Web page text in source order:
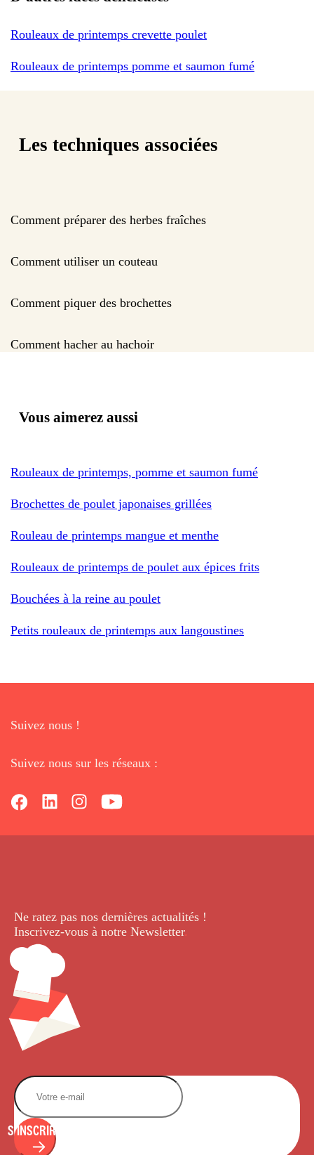
Rouleaux de printemps crevette poulet
Rouleaux de printemps pomme et saumon fumé
Les techniques associées
Comment préparer des herbes fraîches
Comment utiliser un couteau
Comment piquer des brochettes
Comment hacher au hachoir
Vous aimerez aussi
Rouleaux de printemps, pomme et saumon fumé
Brochettes de poulet japonaises grillées
Rouleau de printemps mangue et menthe
Rouleaux de printemps de poulet aux épices frits
Bouchées à la reine au poulet
Petits rouleaux de printemps aux langoustines
Suivez nous !
Suivez nous sur les réseaux :
Ne ratez pas nos dernières actualités !
Inscrivez-vous à notre Newsletter.
S'INSCRIRE